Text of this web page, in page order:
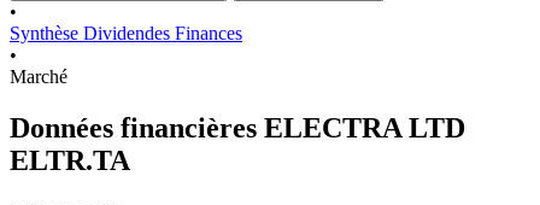
•
Synthèse Dividendes Finances
•
Marché
Données financières ELECTRA LTD
ELTR.TA